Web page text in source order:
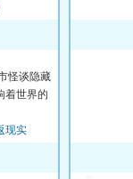
怪谈隐藏
着世界的
现实